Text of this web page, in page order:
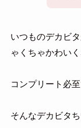
いつものデカビ
ゃくちゃかわい
コンプリート必至
そんなデカビタ